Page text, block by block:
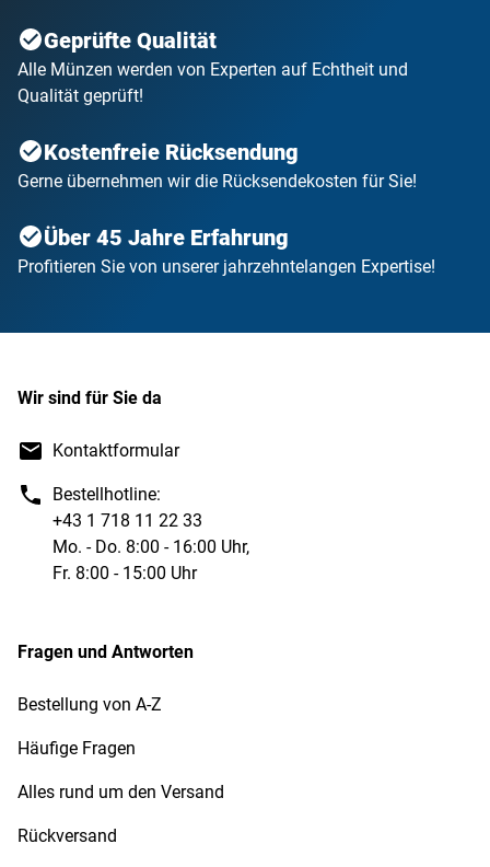
Geprüfte Qualität
Alle Münzen werden von Experten auf Echtheit und
Qualität geprüft!
Kostenfreie Rücksendung
Gerne übernehmen wir die Rücksendekosten für Sie!
Über 45 Jahre Erfahrung
Profitieren Sie von unserer jahrzehntelangen Expertise!
Wir sind für Sie da
Kontaktformular
Bestellhotline:
+43 1 718 11 22 33
Mo. - Do. 8:00 - 16:00 Uhr,
Fr. 8:00 - 15:00 Uhr
Fragen und Antworten
Bestellung von A-Z
Häufige Fragen
Alles rund um den Versand
Rückversand